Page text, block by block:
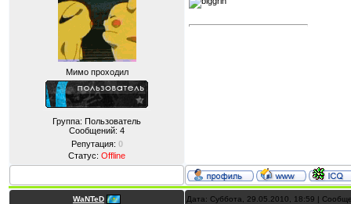
Мимо проходил
Группа: Пользователь
Сообщений: 4
Репутация: 0
Статус: Offline
WaNTeD Дата: Суббота, 29.05.2010, 18:59 |